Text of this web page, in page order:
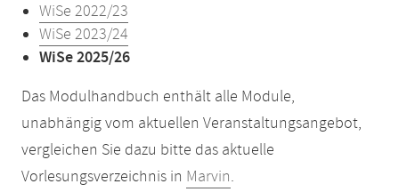
WiSe 2022/23
WiSe 2023/24
WiSe 2025/26
Das Modulhandbuch enthält alle Module,
unabhängig vom aktuellen Veranstaltungsangebot,
vergleichen Sie dazu bitte das aktuelle
Vorlesungsverzeichnis in Marvin.